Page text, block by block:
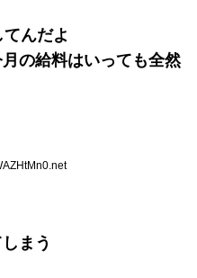
んだよ
の給料はいっても全然
まう